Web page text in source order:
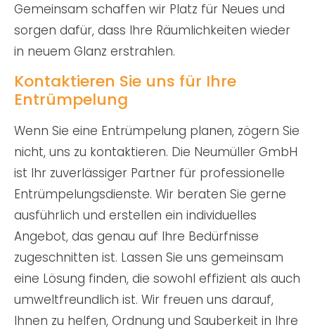
Gemeinsam schaffen wir Platz für Neues und
sorgen dafür, dass Ihre Räumlichkeiten wieder
in neuem Glanz erstrahlen.
Kontaktieren Sie uns für Ihre
Entrümpelung
Wenn Sie eine Entrümpelung planen, zögern Sie
nicht, uns zu kontaktieren. Die Neumüller GmbH
ist Ihr zuverlässiger Partner für professionelle
Entrümpelungsdienste. Wir beraten Sie gerne
ausführlich und erstellen ein individuelles
Angebot, das genau auf Ihre Bedürfnisse
zugeschnitten ist. Lassen Sie uns gemeinsam
eine Lösung finden, die sowohl effizient als auch
umweltfreundlich ist. Wir freuen uns darauf,
Ihnen zu helfen, Ordnung und Sauberkeit in Ihre